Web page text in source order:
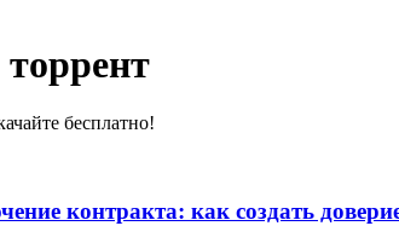
бесплатно!
контракта: как создать